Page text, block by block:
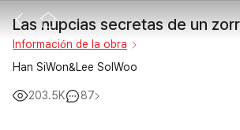
Las
Las nupcias secretas de un
Información de la obra
Han SiWon&Lee SolWoo
203.5K 87